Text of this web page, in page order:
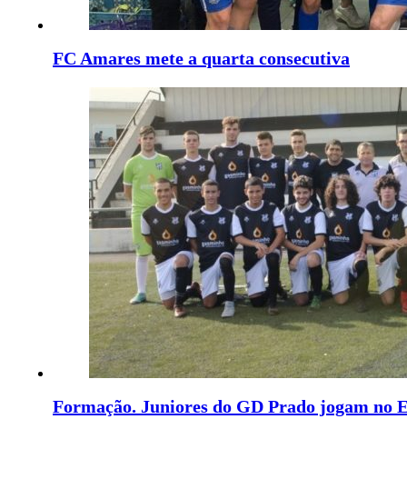
FC Amares mete a quarta consecutiva
Formação. Juniores do GD Prado jogam no